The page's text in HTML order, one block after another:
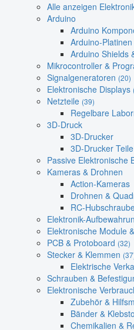
Alle anzeigen
Arduino
Arduino
Arduino-Platinen
Arduino Shields
Mikrocontroller &
Signalgeneratoren (20)
Elektronische Displays
Netzteile (39)
Regelbare
3D-Druck
3D-Drucker
3D-Drucker
Passive Elektronische
Kameras & Drohnen
Action-Kameras
Drohnen &
RC-
Elektronik-
Elektronische Module
PCB & Protoboard (32)
Stecker & Klemmen
Elektrische
Schrauben &
Elektronische
Zubehör &
Bänder &
Chemikalien &